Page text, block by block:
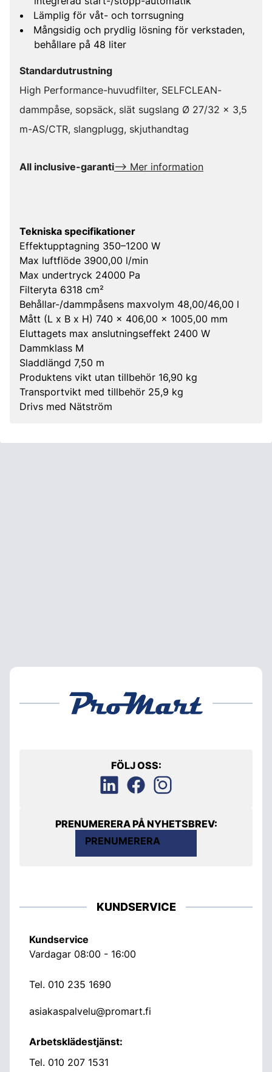
Lämplig för våt- och torrsugning
Mångsidig och prydlig lösning för verkstaden,
behållare på 48 liter
Standardutrustning
High Performance-huvudfilter, SELFCLEAN-
dammpåse, sopsäck, slät sugslang Ø 27/32 x 3,5
m-AS/CTR, slangplugg, skjuthandtag
All inclusive-garanti--> Mer information
Tekniska specifikationer
Effektupptagning 350–1200 W
Max luftflöde 3900,00 l/min
Max undertryck 24000 Pa
Filteryta 6318 cm²
Behållar-/dammpåsens maxvolym 48,00/46,00 l
Mått (L x B x H) 740 x 406,00 x 1005,00 mm
Eluttagets max anslutningseffekt 2400 W
Dammklass M
Sladdlängd 7,50 m
Produktens vikt utan tillbehör 16,90 kg
Transportvikt med tillbehör 25,9 kg
Drivs med Nätström
FÖLJ OSS:
PRENUMERERA PÅ NYHETSBREV:
PRENUMERERA
KUNDSERVICE
Kundservice
Vardagar 08:00 - 16:00
Tel. 010 235 1690
asiakaspalvelu@promart.fi
Arbetsklädestjänst:
Tel. 010 207 1531